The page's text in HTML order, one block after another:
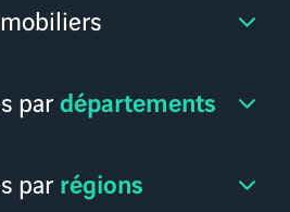
pardépartements
par régions